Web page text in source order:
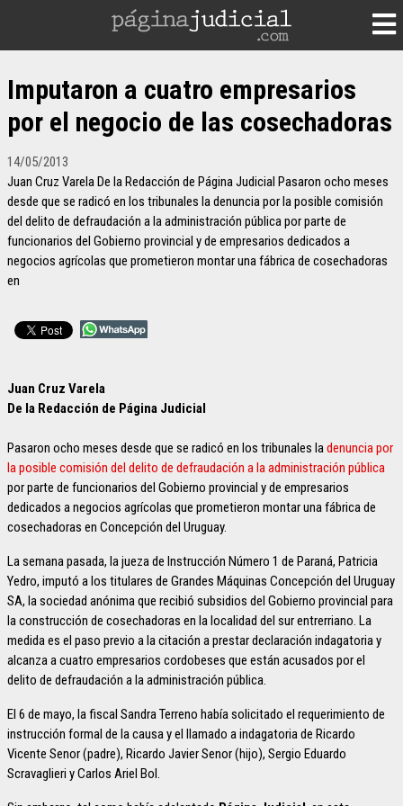
Imputaron a cuatro empresarios
por el negocio de las cosechadoras
14/05/2013
Juan Cruz Varela De la Redacción de Página Judicial Pasaron ocho meses
desde que se radicó en los tribunales la denuncia por la posible comisión
del delito de defraudación a la administración pública por parte de
funcionarios del Gobierno provincial y de empresarios dedicados a
negocios agrícolas que prometieron montar una fábrica de cosechadoras
en
Juan Cruz Varela
De la Redacción de Página Judicial
Pasaron ocho meses desde que se radicó en los tribunales ladenuncia por
la posible comisión del delito de defraudación a la administración pública
por parte de funcionarios del Gobierno provincial y de empresarios
dedicados a negocios agrícolas que prometieron montar una fábrica de
cosechadoras en Concepción del Uruguay.
La semana pasada, la jueza de Instrucción Número 1 de Paraná, Patricia
Yedro, imputó a los titulares de Grandes Máquinas Concepción del Uruguay
SA, la sociedad anónima que recibió subsidios del Gobierno provincial para
la construcción de cosechadoras en la localidad del sur entrerriano. La
medida es el paso previo a la citación a prestar declaración indagatoria y
alcanza a cuatro empresarios cordobeses que están acusados por el
delito de defraudación a la administración pública.
El 6 de mayo, la fiscal Sandra Terreno había solicitado el requerimiento de
instrucción formal de la causa y el llamado a indagatoria de Ricardo
Vicente Senor (padre), Ricardo Javier Senor (hijo), Sergio Eduardo
Scravaglieri y Carlos Ariel Bol.